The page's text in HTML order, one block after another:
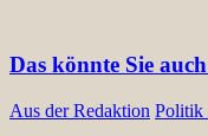
Das könnte Sie
Aus der Redaktion Politik